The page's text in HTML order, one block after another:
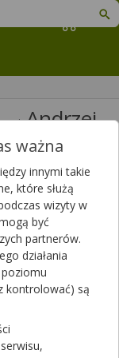
Koszyk
Andrzej
ważna
innymi takie
które służą
wizyty w
być
partnerów.
działania
kontrolować) są